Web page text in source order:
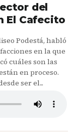
del
El Cafecito
Podestá, habló
en la que
cuáles son las
en proceso.
ser el...